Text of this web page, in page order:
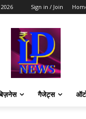
Sign in / Join
गैजेट्स